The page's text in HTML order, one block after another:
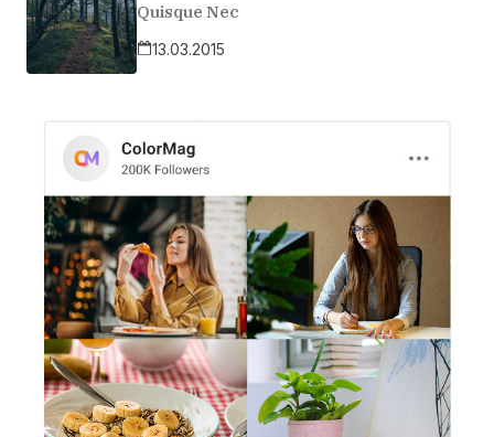
Quisque Nec
13.03.2015